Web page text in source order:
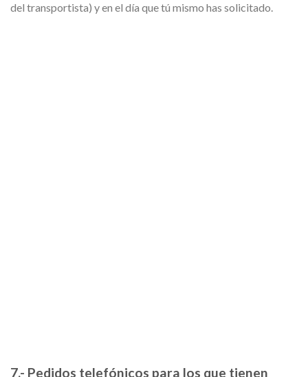
del transportista) y en el día que tú mismo has solicitado.
7.- Pedidos telefónicos para los que tienen